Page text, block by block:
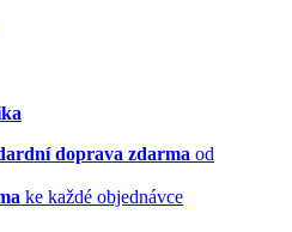
doprava zdarma od
ke každé objednávce